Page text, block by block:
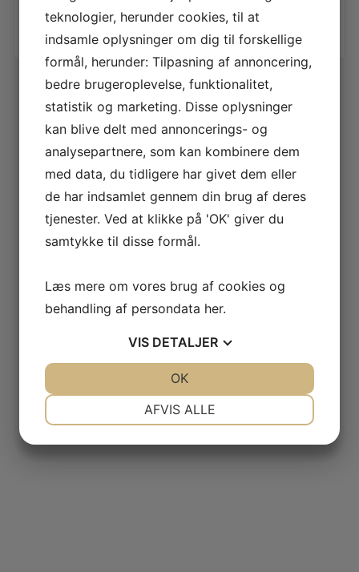
teknologier, herunder cookies, til at
indsamle oplysninger om dig til forskellige
formål, herunder: Tilpasning af annoncering,
bedre brugeroplevelse, funktionalitet,
statistik og marketing. Disse oplysninger
kan blive delt med annoncerings- og
analysepartnere, som kan kombinere dem
med data, du tidligere har givet dem eller
de har indsamlet gennem din brug af deres
tjenester. Ved at klikke på 'OK' giver du
samtykke til disse formål.
Læs mere om vores brug af cookies og
behandling af persondata her.
VIS DETALJER
AFVIS ALLE
OK